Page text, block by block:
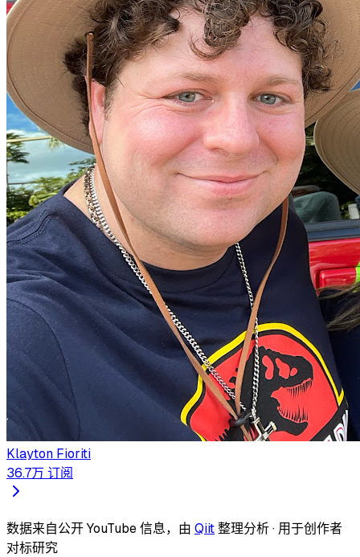
Klayton Fioriti
36.7万 订阅
数据来自公开 YouTube 信息，由 Qiit整理分析 · 用于创作者
对标研究